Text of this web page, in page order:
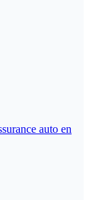
auto en